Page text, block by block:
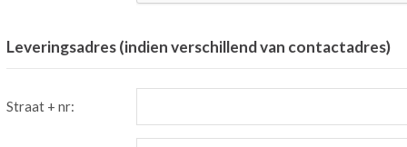
Leveringsadres (indien verschillend van contactadres)
Straat + nr: